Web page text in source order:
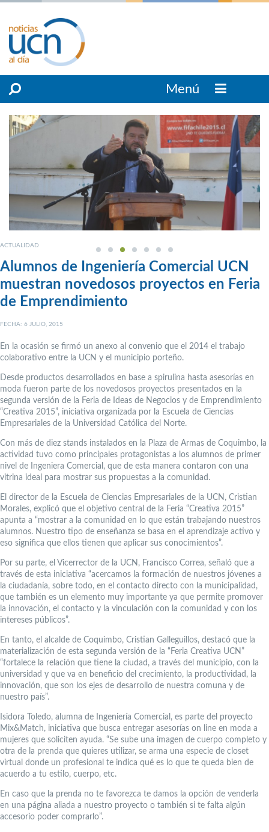
Menú
ACTUALIDAD
Alumnos de Ingeniería Comercial UCN
muestran novedosos proyectos en Feria
de Emprendimiento
FECHA: 6 JULIO, 2015
En la ocasión se firmó un anexo al convenio que el 2014 el trabajo
colaborativo entre la UCN y el municipio porteño.
Desde productos desarrollados en base a spirulina hasta asesorías en
moda fueron parte de los novedosos proyectos presentados en la
segunda versión de la Feria de Ideas de Negocios y de Emprendimiento
“Creativa 2015”, iniciativa organizada por la Escuela de Ciencias
Empresariales de la Universidad Católica del Norte.
Con más de diez stands instalados en la Plaza de Armas de Coquimbo, la
actividad tuvo como principales protagonistas a los alumnos de primer
nivel de Ingeniera Comercial, que de esta manera contaron con una
vitrina ideal para mostrar sus propuestas a la comunidad.
El director de la Escuela de Ciencias Empresariales de la UCN, Cristian
Morales, explicó que el objetivo central de la Feria “Creativa 2015”
apunta a “mostrar a la comunidad en lo que están trabajando nuestros
alumnos. Nuestro tipo de enseñanza se basa en el aprendizaje activo y
eso significa que ellos tienen que aplicar sus conocimientos”.
Por su parte, el Vicerrector de la UCN, Francisco Correa, señaló que a
través de esta iniciativa “acercamos la formación de nuestros jóvenes a
la ciudadanía, sobre todo, en el contacto directo con la municipalidad,
que también es un elemento muy importante ya que permite promover
la innovación, el contacto y la vinculación con la comunidad y con los
intereses públicos”.
En tanto, el alcalde de Coquimbo, Cristian Galleguillos, destacó que la
materialización de esta segunda versión de la “Feria Creativa UCN”
“fortalece la relación que tiene la ciudad, a través del municipio, con la
universidad y que va en beneficio del crecimiento, la productividad, la
innovación, que son los ejes de desarrollo de nuestra comuna y de
nuestro país”.
Isidora Toledo, alumna de Ingeniería Comercial, es parte del proyecto
Mix&Match, iniciativa que busca entregar asesorías on line en moda a
mujeres que soliciten ayuda. “Se sube una imagen de cuerpo completo y
otra de la prenda que quieres utilizar, se arma una especie de closet
virtual donde un profesional te indica qué es lo que te queda bien de
acuerdo a tu estilo, cuerpo, etc.
En caso que la prenda no te favorezca te damos la opción de venderla
en una página aliada a nuestro proyecto o también si te falta algún
accesorio poder comprarlo”.